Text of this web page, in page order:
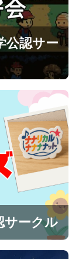
公認サー
サークル